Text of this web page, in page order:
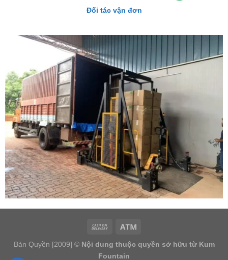
Đối tác vận đơn
Bản Quyền [2009] © Nội dung thuộc quyền sở hữu từ Kum
Fountain